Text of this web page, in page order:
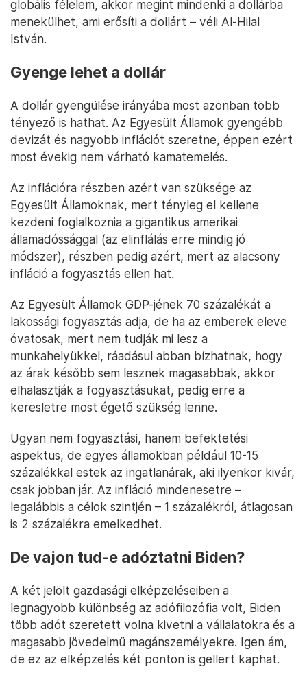
globális félelem, akkor megint mindenki a dollárba
menekülhet, ami erősíti a dollárt – véli Al-Hilal
István.
Gyenge lehet a dollár
A dollár gyengülése irányába most azonban több
tényező is hathat. Az Egyesült Államok gyengébb
devizát és nagyobb inflációt szeretne, éppen ezért
most évekig nem várható kamatemelés.
Az inflációra részben azért van szüksége az
Egyesült Államoknak, mert tényleg el kellene
kezdeni foglalkoznia a gigantikus amerikai
államadóssággal (az elinflálás erre mindig jó
módszer), részben pedig azért, mert az alacsony
infláció a fogyasztás ellen hat.
Az Egyesült Államok GDP-jének 70 százalékát a
lakossági fogyasztás adja, de ha az emberek eleve
óvatosak, mert nem tudják mi lesz a
munkahelyükkel, ráadásul abban bízhatnak, hogy
az árak később sem lesznek magasabbak, akkor
elhalasztják a fogyasztásukat, pedig erre a
keresletre most égető szükség lenne.
Ugyan nem fogyasztási, hanem befektetési
aspektus, de egyes államokban például 10-15
százalékkal estek az ingatlanárak, aki ilyenkor kivár,
csak jobban jár. Az infláció mindenesetre –
legalábbis a célok szintjén – 1 százalékról, átlagosan
is 2 százalékra emelkedhet.
De vajon tud-e adóztatni Biden?
A két jelölt gazdasági elképzeléseiben a
legnagyobb különbség az adófilozófia volt, Biden
több adót szeretett volna kivetni a vállalatokra és a
magasabb jövedelmű magánszemélyekre. Igen ám,
de ez az elképzelés két ponton is gellert kaphat.